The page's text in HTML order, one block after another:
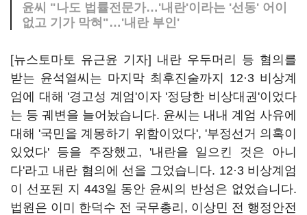
윤씨 "나도 법률전문가…'내란'이라는 '선동' 어이
없고 기가 막혀"…'내란 부인'
[뉴스토마토 유근윤 기자] 내란 우두머리 등 혐의를
받는 윤석열씨는 마지막 최후진술까지 12·3 비상계
엄에 대해 '경고성 계엄'이자 '정당한 비상대권'이었다
는 등 궤변을 늘어놨습니다. 윤씨는 내내 계엄 사유에
대해 '국민을 계몽하기 위함이었다', '부정선거 의혹이
있었다' 등을 주장했고, '내란을 일으킨 것은 아니
다'라고 내란 혐의에 선을 그었습니다. 12·3 비상계엄
이 선포된 지 443일 동안 윤씨의 반성은 없었습니다.
법원은 이미 한덕수 전 국무총리, 이상민 전 행정안전